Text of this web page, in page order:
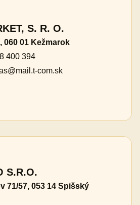
S. R. O.
060 01 Kežmarok
400 394
com.sk
S.R.O.
71/57, 053 14 Spišský